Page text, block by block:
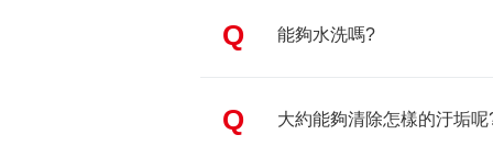
Q 能夠水洗嗎?
Q 大約能夠清除怎樣的汙垢呢